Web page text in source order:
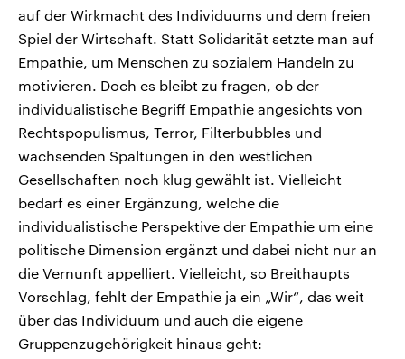
auf der Wirkmacht des Individuums und dem freien
Spiel der Wirtschaft. Statt Solidarität setzte man auf
Empathie, um Menschen zu sozialem Handeln zu
motivieren. Doch es bleibt zu fragen, ob der
individualistische Begriff Empathie angesichts von
Rechtspopulismus, Terror, Filterbubbles und
wachsenden Spaltungen in den westlichen
Gesellschaften noch klug gewählt ist. Vielleicht
bedarf es einer Ergänzung, welche die
individualistische Perspektive der Empathie um eine
politische Dimension ergänzt und dabei nicht nur an
die Vernunft appelliert. Vielleicht, so Breithaupts
Vorschlag, fehlt der Empathie ja ein „Wir“, das weit
über das Individuum und auch die eigene
Gruppenzugehörigkeit hinaus geht: